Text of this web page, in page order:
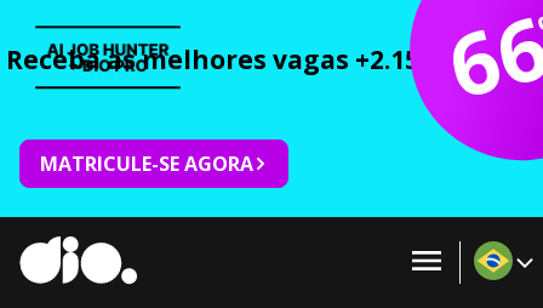
Receba as melhores vagas +2.150 cursos
MATRICULE-SE AGORA